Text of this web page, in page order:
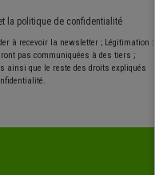
la politique de confidentialité
à recevoir la newsletter ; Légitimation :
pas communiquées à des tiers ;
ainsi que le reste des droits expliqués